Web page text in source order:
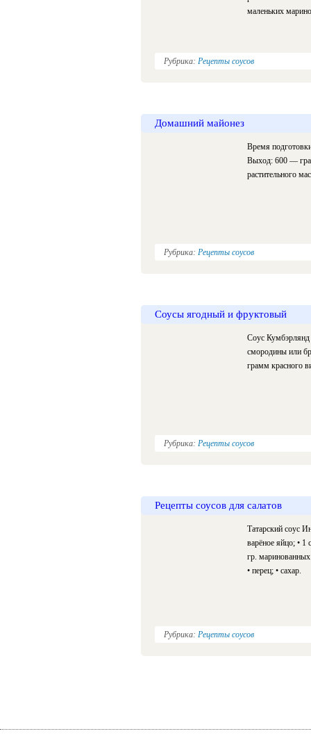
маленьких
Рубрика: Рецепты соусов
Домашний майонез
Время
Выход: 600 —
растительного
Рубрика: Рецепты соусов
Соусы ягодный и фруктовый
Соус Кумбэрлянд
смородины или
грамм красного
Рубрика: Рецепты соусов
Рецепты соусов для салатов
Татарский соус
варёное яйцо; • 1
гр. маринованных
• перец; • сахар.
Рубрика: Рецепты соусов